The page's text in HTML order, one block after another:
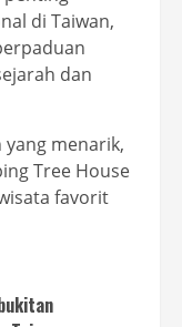
di Taiwan,
dan
menarik,
Tree House
favorit